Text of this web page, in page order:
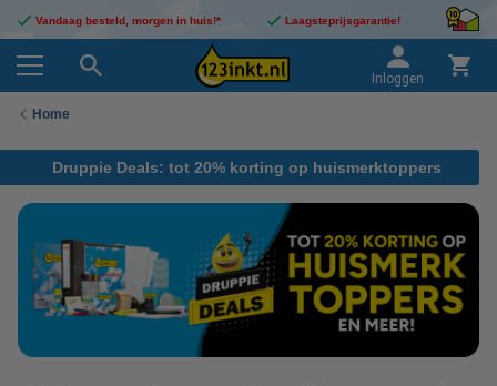
Vandaag besteld, morgen in huis!* Laagsteprijsgarantie!
Inloggen
Home
Druppie Deals: tot 20% korting op huismerktoppers